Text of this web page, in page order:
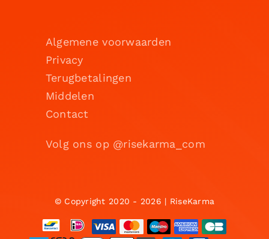
Algemene voorwaarden
Privacy
Terugbetalingen
Middelen
Contact
Volg ons op @risekarma_com
© Copyright 2020 - 2026 | RiseKarma